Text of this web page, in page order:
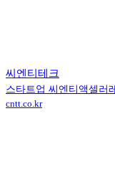
씨엔티테크
스타트업 씨엔티액셀러
cntt.co.kr